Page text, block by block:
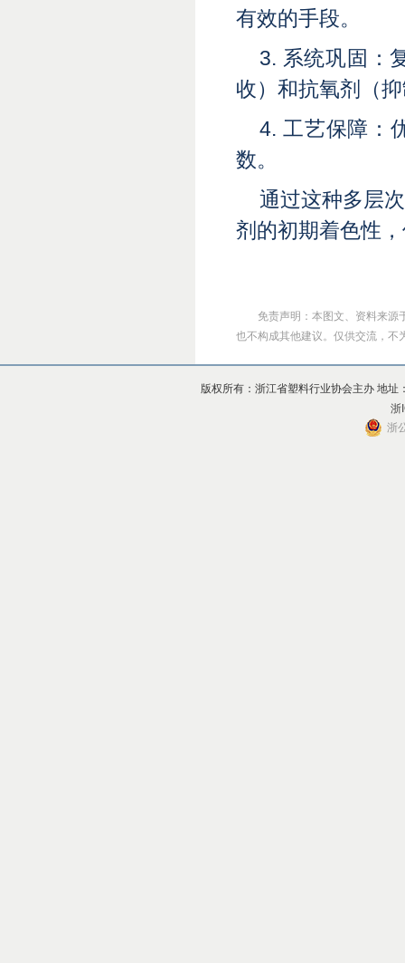
有效的手段。
3. 系统巩固：
收）和抗氧剂（
4. 工艺保障：
数。
通过这种多层
剂的初期着色性
免责声明：本图文、资料来源
也不构成其他建议。仅供交流，
版权所有：浙江省塑料行业协会主办 地
浙
浙